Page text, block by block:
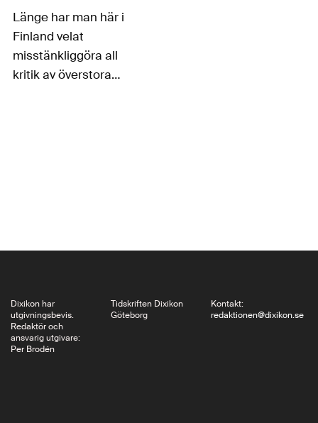
Länge har man här i
Finland velat
misstänkliggöra all
kritik av överstora
Dixikon har
utgivningsbevis.
Redaktör och
ansvarig utgivare:
Per Brodén
Tidskriften Dixikon
Göteborg
Kontakt:
redaktionen@dixikon.se